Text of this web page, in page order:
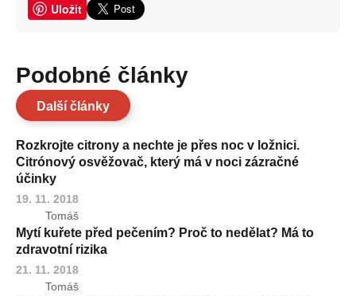
Uložit
Podobné články
Další články
Rozkrojte citrony a nechte je přes noc v ložnici.
Citrónový osvěžovač, který má v noci zázračné
účinky
19. 11. 2018
Tomáš
Mytí kuřete před pečením? Proč to nedělat? Má to
zdravotní rizika
21. 11. 2018
Tomáš